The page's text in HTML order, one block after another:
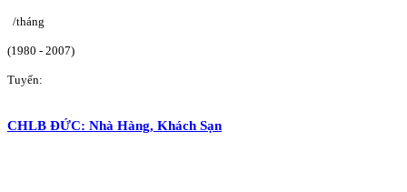
/tháng
(1980 - 2007)
Tuyển:
CHLB ĐỨC: Nhà Hàng, Khách Sạn